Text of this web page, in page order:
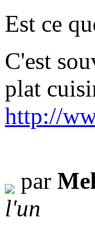
Est ce
C'est
plat
http://
par
l'un